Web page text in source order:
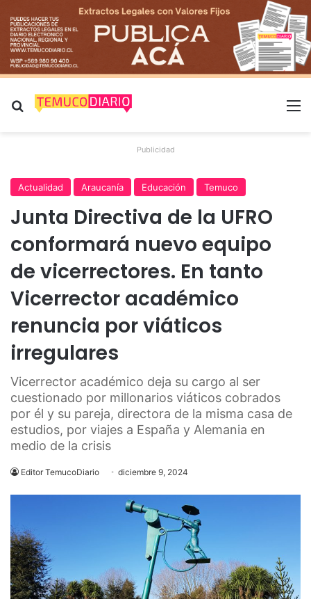
Buscar por
Publicidad
Actualidad Araucanía Educación Temuco
Junta Directiva de la UFRO
conformará nuevo equipo
de vicerrectores. En tanto
Vicerrector académico
renuncia por viáticos
irregulares
Vicerrector académico deja su cargo al ser
cuestionado por millonarios viáticos cobrados
por él y su pareja, directora de la misma casa de
estudios, por viajes a España y Alemania en
medio de la crisis
Editor TemucoDiario diciembre 9, 2024